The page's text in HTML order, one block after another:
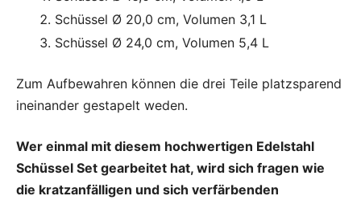
Schüssel Ø 20,0 cm, Volumen 3,1 L
Schüssel Ø 24,0 cm, Volumen 5,4 L
Zum Aufbewahren können die drei Teile platzsparend
ineinander gestapelt weden.
Wer einmal mit diesem hochwertigen Edelstahl
Schüssel Set gearbeitet hat, wird sich fragen wie
die kratzanfälligen und sich verfärbenden